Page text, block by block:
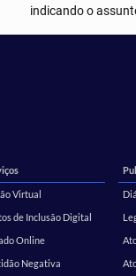
indicando o
Virtual
de Inclusão Digital
Online
Negativa